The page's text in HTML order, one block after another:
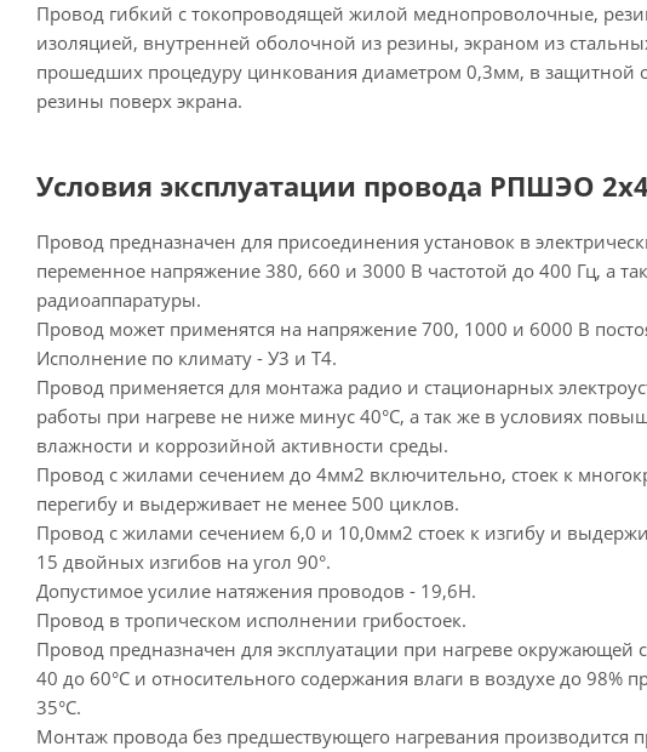
Провод гибкий с токопроводящей жилой меднопроволочные,
изоляцией, внутренней оболочной из резины, экраном из
прошедших процедуру цинкования диаметром 0,3мм, в защитной
резины поверх экрана.
Условия эксплуатации провода РПШЭО
Провод предназначен для присоединения установок в
переменное напряжение 380, 660 и 3000 В частотой до 400 Гц, а
радиоаппаратуры.
Провод может применятся на напряжение 700, 1000 и 6000 В
Исполнение по климату - У3 и Т4.
Провод применяется для монтажа радио и стационарных
работы при нагреве не ниже минус 40°С, а так же в условиях
влажности и коррозийной активности среды.
Провод с жилами сечением до 4мм2 включительно, стоек к
перегибу и выдерживает не менее 500 циклов.
Провод с жилами сечением 6,0 и 10,0мм2 стоек к изгибу и
15 двойных изгибов на угол 90°.
Допустимое усилие натяжения проводов - 19,6Н.
Провод в тропическом исполнении грибостоек.
Провод предназначен для эксплуатации при нагреве окружающей
40 до 60°С и относительного содержания влаги в воздухе до 98%
35°С.
Монтаж провода без предшествующего нагревания производится